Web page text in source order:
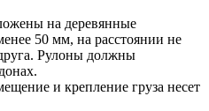
на деревянные
50 мм, на расстоянии не
Рулоны должны
и крепление груза несет